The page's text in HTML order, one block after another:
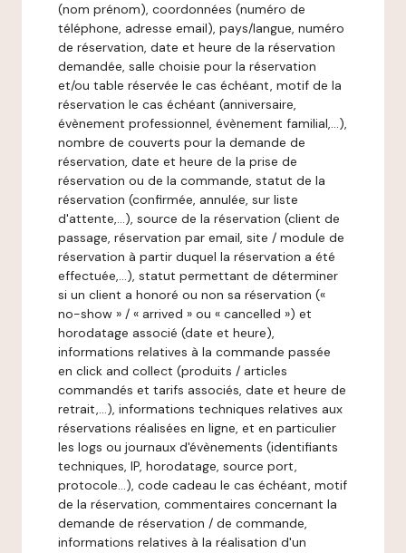
(nom prénom), coordonnées (numéro de
téléphone, adresse email), pays/langue, numéro
de réservation, date et heure de la réservation
demandée, salle choisie pour la réservation
et/ou table réservée le cas échéant, motif de la
réservation le cas échéant (anniversaire,
évènement professionnel, évènement familial,…),
nombre de couverts pour la demande de
réservation, date et heure de la prise de
réservation ou de la commande, statut de la
réservation (confirmée, annulée, sur liste
d'attente,…), source de la réservation (client de
passage, réservation par email, site / module de
réservation à partir duquel la réservation a été
effectuée,…), statut permettant de déterminer
si un client a honoré ou non sa réservation («
no-show » / « arrived » ou « cancelled ») et
horodatage associé (date et heure),
informations relatives à la commande passée
en click and collect (produits / articles
commandés et tarifs associés, date et heure de
retrait,…), informations techniques relatives aux
réservations réalisées en ligne, et en particulier
les logs ou journaux d'évènements (identifiants
techniques, IP, horodatage, source port,
protocole…), code cadeau le cas échéant, motif
de la réservation, commentaires concernant la
demande de réservation / de commande,
informations relatives à la réalisation d'un